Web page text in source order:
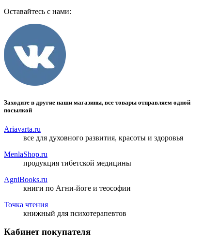
Оставайтесь с нами:
Заходите в другие наши магазины, все товары отправляем одной
посылкой
Ariavarta.ru
все для духовного развития, красоты и здоровья
MenlaShop.ru
продукция тибетской медицины
AgniBooks.ru
книги по Агни-йоге и теософии
Точка чтения
книжный для психотерапевтов
Кабинет покупателя